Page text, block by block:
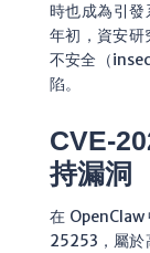
時也成為引
年初，資安研
不安全（
陷。
CVE-
持漏洞
在
25253，屬於